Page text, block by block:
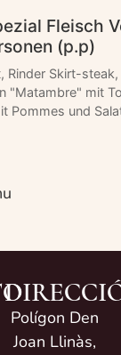
Fleisch
(p.p)
Rinder Skirt-
"Matambre" mit
Pommes und
Polígon Den
Joan Llinàs,